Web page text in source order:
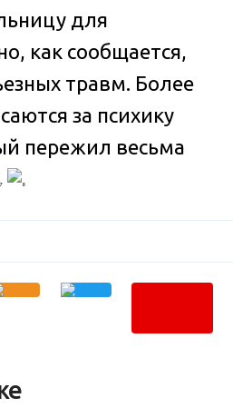
для
как сообщается,
травм. Более
за психику
пережил весьма